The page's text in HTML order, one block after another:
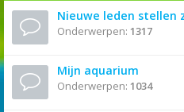
Nieuwe leden stellen
Onderwerpen: 1317
Mijn aquarium
Onderwerpen: 1034